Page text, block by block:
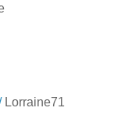
Lorraine71